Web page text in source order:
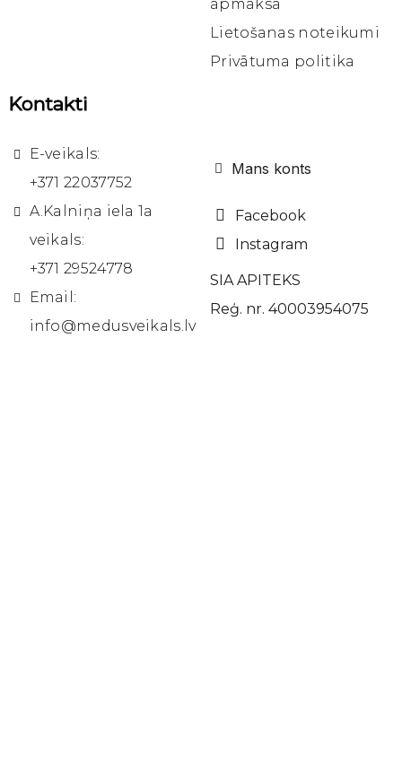
apmaksa
Lietošanas noteikumi
Privātuma politika
Kontakti
E-veikals:
+371 22037752
A.Kalniņa iela 1a
veikals:
+371 29524778
Email:
info@medusveikals.lv
Mans konts
Facebook
Instagram
SIA APITEKS
Reģ. nr. 40003954075